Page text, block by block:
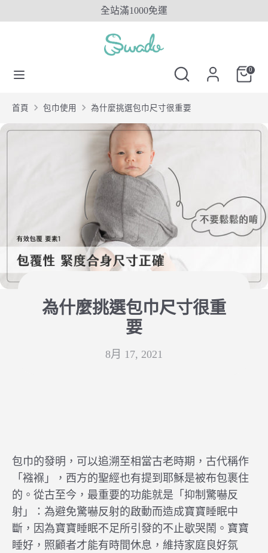
to
全站滿1000免運
SwadoTW
0
尋
首頁 包巾使用 為什麼挑選包巾尺寸很重要
為什麼挑選包巾尺寸很重
要
8月 17, 2021
包巾的發明，可以追溯至相當古老時期，古代稱作
「襁褓」，西方的聖經也有提到耶穌是被布包裹住
的。從古至今，最重要的功能就是「抑制驚嚇反
射」：為避免驚嚇反射的啟動而造成寶寶睡眠中
斷，因為寶寶睡眠不足所引發的不止歇哭鬧。寶寶
睡好，照顧者才能有時間休息，維持家庭良好氛